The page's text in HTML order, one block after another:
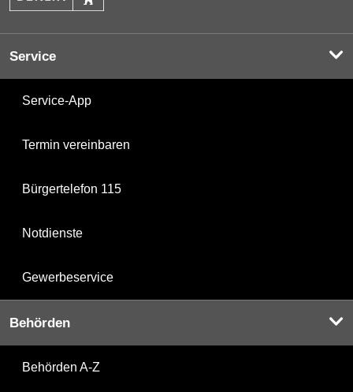
Service
Service-App
Termin vereinbaren
Bürgertelefon 115
Notdienste
Gewerbeservice
Behörden
Behörden A-Z